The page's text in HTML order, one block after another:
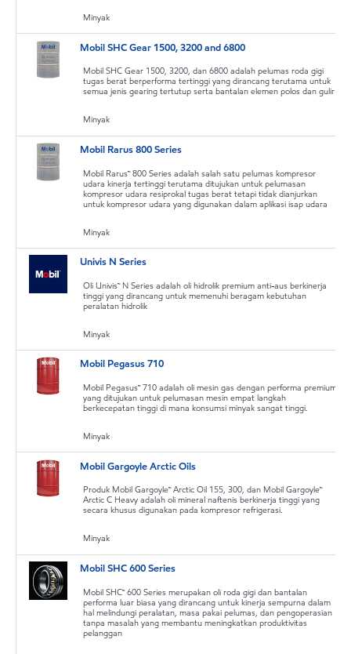
Minyak
Mobil SHC Gear 1500, 3200 and 6800
Mobil SHC Gear 1500, 3200, dan 6800 adalah pelumas roda gigi
tugas berat berperforma tertinggi yang dirancang terutama untuk
semua jenis gearing tertutup serta bantalan elemen polos dan gulir
Minyak
Mobil Rarus 800 Series
Mobil Rarus™ 800 Series adalah salah satu pelumas kompresor
udara kinerja tertinggi terutama ditujukan untuk pelumasan
kompresor udara resiprokal tugas berat tetapi tidak dianjurkan
untuk kompresor udara yang digunakan dalam aplikasi isap udara
Minyak
Univis N Series
Oli Univis™ N Series adalah oli hidrolik premium anti-aus berkinerja
tinggi yang dirancang untuk memenuhi beragam kebutuhan
peralatan hidrolik
Minyak
Mobil Pegasus 710
Mobil Pegasus™ 710 adalah oli mesin gas dengan performa premium
yang ditujukan untuk pelumasan mesin empat langkah
berkecepatan tinggi di mana konsumsi minyak sangat tinggi.
Minyak
Mobil Gargoyle Arctic Oils
Produk Mobil Gargoyle™ Arctic Oil 155, 300, dan Mobil Gargoyle™
Arctic C Heavy adalah oli mineral naftenis berkinerja tinggi yang
secara khusus digunakan pada kompresor refrigerasi.
Minyak
Mobil SHC 600 Series
Mobil SHC™ 600 Series merupakan oli roda gigi dan bantalan
performa luar biasa yang dirancang untuk kinerja sempurna dalam
hal melindungi peralatan, masa pakai pelumas, dan pengoperasian
tanpa masalah yang membantu meningkatkan produktivitas
pelanggan